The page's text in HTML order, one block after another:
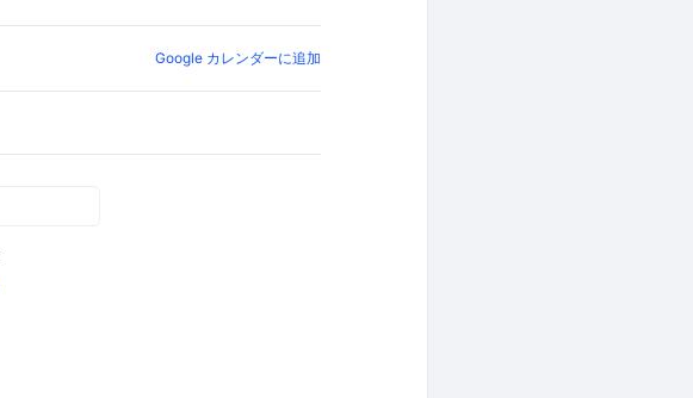
Google カレンダーに追加